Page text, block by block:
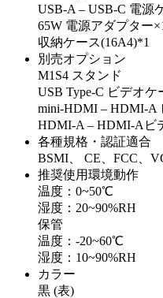
USB-A – USB-C 電源
65W 電源アダプター
収納ケース(16A4)*1
別売オプション
M1S4 スタンド
USB Type-C ビデオケ
mini-HDMI – HDMI-A
HDMI-A – HDMI-Aビ
各種規格・認証適合
BSMI、 CE、FCC、
推奨使用環境動作
温度：0~50℃
湿度：20~90%RH
保管
温度：-20~60℃
湿度：10~90%RH
カラー
黒 (表)